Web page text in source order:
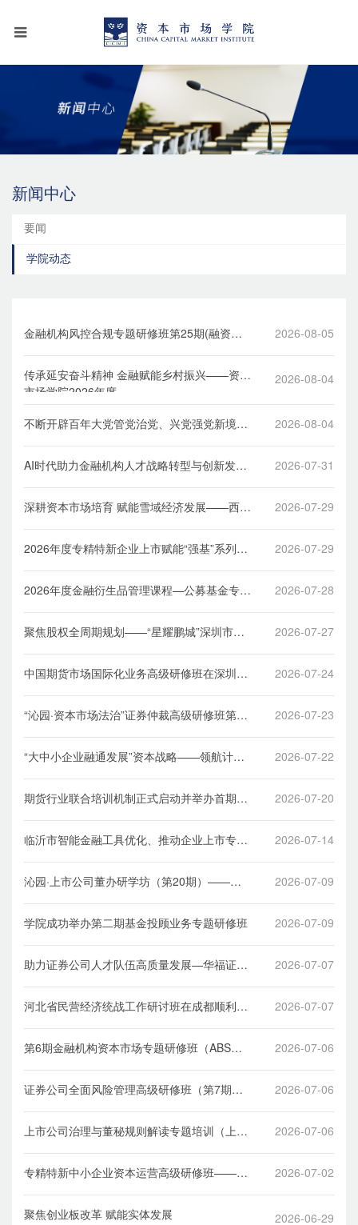
新闻中心
要闻
学院动态
金融机构风控合规专题研修班第25期(融资融
2026-08-05
传承延安奋斗精神 金融赋能乡村振兴——资本
市场学院2026年度
乡村振兴专题培训（第一期）圆满结业
2026-08-04
不断开辟百年大党管党治党、兴党强党新境界
学院顺利举办
2026-08-04
AI时代助力金融机构人才战略转型与创新发展
满结束
2026-07-31
深耕资本市场培育 赋能雪域经济发展——西藏
2026-07-29
2026年度专精特新企业上市赋能“强基”系列培
训第2期在深举办
2026-07-29
2026年度金融衍生品管理课程—公募基金专项
2026-07-28
聚焦股权全周期规划——“星耀鹏城”深圳市企
次课程顺利举办
2026-07-27
中国期货市场国际化业务高级研修班在深圳举
2026-07-24
“沁园·资本市场法治”证券仲裁高级研修班第四
2026-07-23
“大中小企业融通发展”资本战略——领航计划
2026-07-22
期货行业联合培训机制正式启动并举办首期培
2026-07-20
临沂市智能金融工具优化、推动企业上市专题
2026-07-14
沁园·上市公司董办研学坊（第20期）——上
2026-07-09
学院成功举办第二期基金投顾业务专题研修班 2026-07-09
助力证券公司人才队伍高质量发展—华福证券
办
2026-07-07
河北省民营经济统战工作研讨班在成都顺利举
2026-07-07
第6期金融机构资本市场专题研修班（ABS与
2026-07-06
证券公司全面风险管理高级研修班（第7期）
2026-07-06
上市公司治理与董秘规则解读专题培训（上市
2026-07-06
专精特新中小企业资本运营高级研修班——董
2026-07-02
聚焦创业板改革 赋能实体发展 2026-06-29